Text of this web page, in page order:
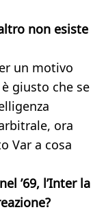
non esiste
un motivo
giusto che se
ora
Var a cosa
’69, l’Inter la